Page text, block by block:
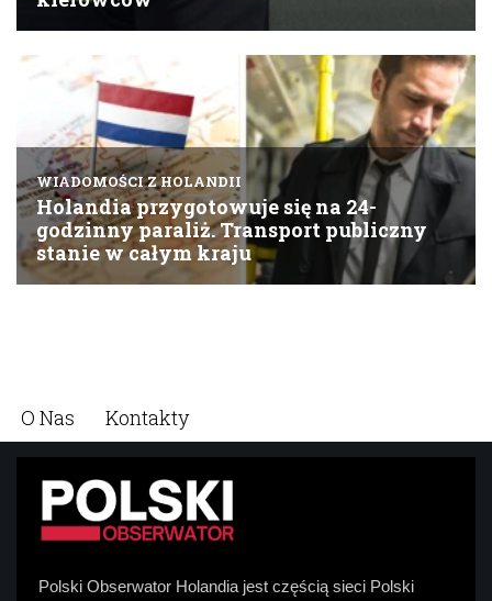
O Nas Kontakty
Polski Obserwator Holandia jest częścią sieci Polski